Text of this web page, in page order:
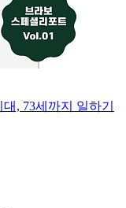
, 73세까지 일하기